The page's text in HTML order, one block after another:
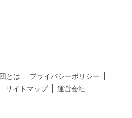
とは
プライバシーポリシー
サイトマップ
運営会社